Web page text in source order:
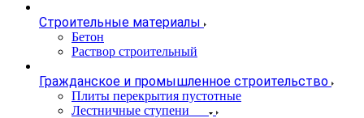
Строительные материалы
Бетон
Раствор строительный
Гражданское и промышленное строительство
Плиты перекрытия пустотные
Лестничные ступени